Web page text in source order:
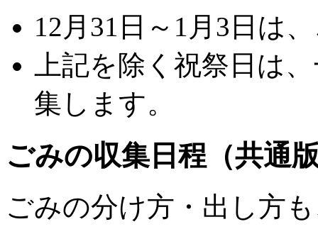
12月31日～1月3日は
上記を除く祝祭日は
集します。
ごみの収集日程（共通
ごみの分け方・出し方